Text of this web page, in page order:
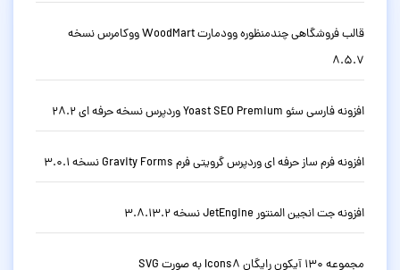
قالب فروشگاهی چندمنظوره وودمارت WoodMart ووکامرس نسخه
8.5.7
افزونه فارسی سئو Yoast SEO Premium وردپرس نسخه حرفه ای 28.2
افزونه فرم ساز حرفه ای وردپرس گرویتی فرم Gravity Forms نسخه 3.0.1
افزونه جت انجین المنتور JetEngine نسخه 3.8.13.2
مجموعه 130 آیکون رایگان Icons8 به صورت SVG